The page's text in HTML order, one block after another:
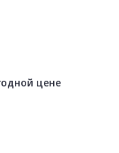
цене